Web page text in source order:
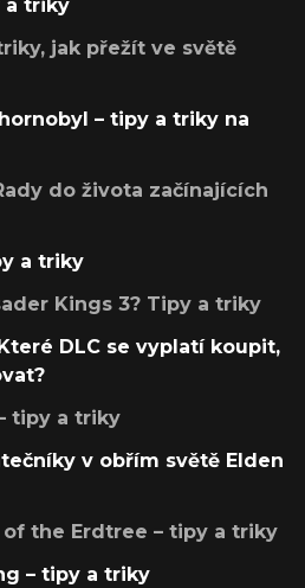
a triky
jak přežít ve světě
– tipy a triky na
do života začínajících
a triky
Kings 3? Tipy a triky
DLC se vyplatí koupit,
tipy a triky
v obřím světě Elden
of the Erdtree – tipy a triky
– tipy a triky